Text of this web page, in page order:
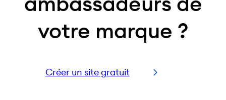
votre marque ?
Créer un site gratuit